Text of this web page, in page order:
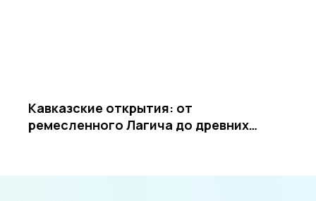
Кавказские открытия: от
ремесленного Лагича до древних